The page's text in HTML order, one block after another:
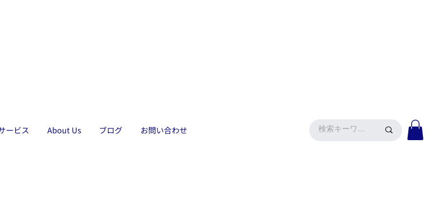
ービス About Us ブログ お問い合わせ